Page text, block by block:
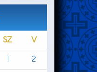
SZ
V
1
2